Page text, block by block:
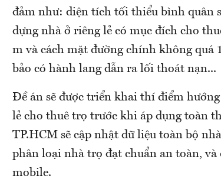
đảm như: diện tích tối thiểu bình quân
dựng nhà ở riêng lẻ có mục đích cho
m và cách mặt đường chính không
bảo có hành lang dẫn ra lối thoát nạn...
Đề án sẽ được triển khai thí điểm
lẻ cho thuê trọ trước khi áp dụng toàn
TP.HCM sẽ cập nhật dữ liệu toàn bộ
phân loại nhà trọ đạt chuẩn an toàn,
mobile.